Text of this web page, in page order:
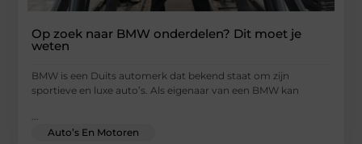
Op zoek naar BMW onderdelen? Dit moet je
weten
BMW is een Duits automerk dat bekend staat om zijn
sportieve en luxe auto’s. Als eigenaar van een BMW kan
...
Auto’s En Motoren